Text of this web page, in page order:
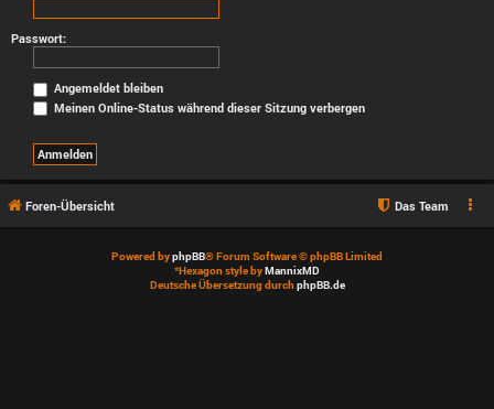
Passwort:
Angemeldet bleiben
Meinen Online-Status während dieser Sitzung verbergen
Foren-Übersicht Das Team
Powered byphpBB® Forum Software © phpBB Limited
*Hexagon style byMannixMD
Deutsche Übersetzung durchphpBB.de